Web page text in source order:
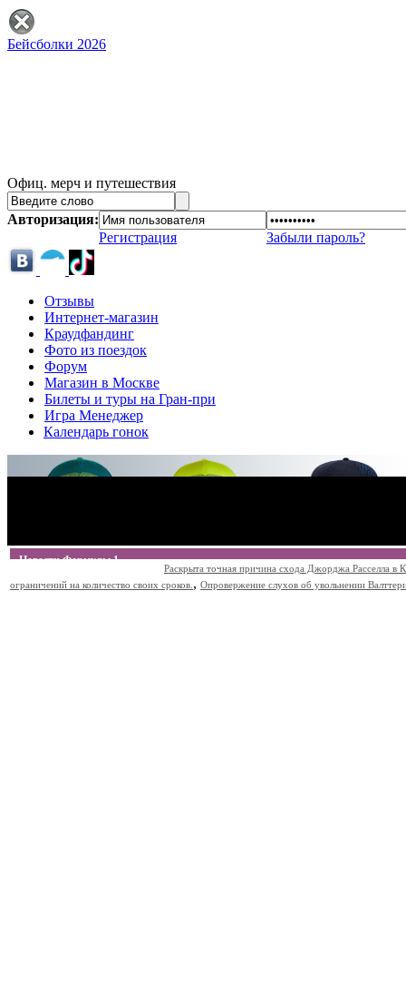
Бейсболки 2026
Офиц. мерч и путешествия
Авторизация:
Регистрация
Забыли пароль?
Отзывы
Интернет-магазин
Краудфандинг
Фото из поездок
Форум
Магазин в Москве
Билеты и туры на Гран-при
Игра Менеджер
Календарь гонок
Новости Формулы 1
Раскрыта точная причина схода Джорджа Расселла в
ограничений на количество своих сроков. , Опровержение слухов об увольнении